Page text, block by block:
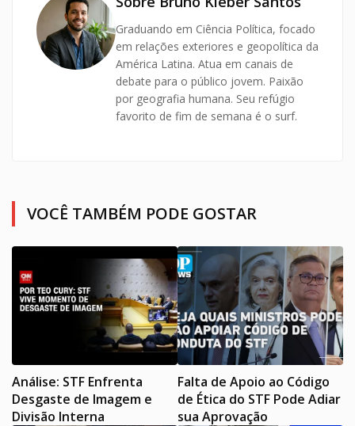
Graduando em Ciência Política, focado
em relações exteriores e geopolítica da
América Latina. Atua em canais de
debate para o público jovem. Paixão
por geografia humana. Seu refúgio
favorito de fim de semana é o surf.
VOCÊ TAMBÉM PODE GOSTAR
Análise: STF Enfrenta
Desgaste de Imagem e
Divisão Interna
Falta de Apoio ao Código
de Ética do STF Pode Adiar
sua Aprovação